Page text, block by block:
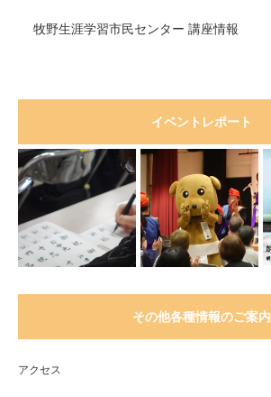
牧野生涯学習市民センター 講座情報
イベントレポート
その他各種情報のご案内
アクセス